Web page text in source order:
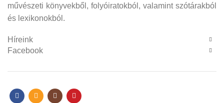
művészeti könyvekből, folyóiratokból, valamint szótárakból
és lexikonokból.
Híreink
Facebook